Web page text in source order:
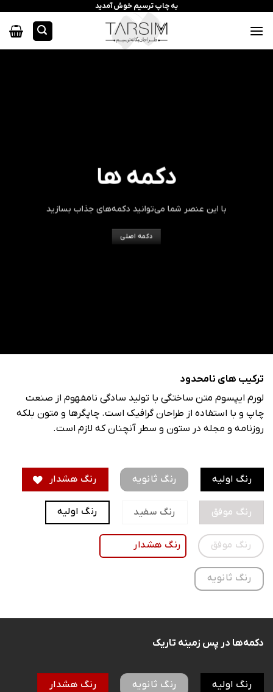
محتوا
به چاپ ترسیم خوش آمدید
دکمه ها
با این عنصر شما می‌توانید دکمه‌های جذاب بسازید
دکمه اصلی
ترکیب های نامحدود
لورم ایپسوم متن ساختگی با تولید سادگی نامفهوم از صنعت
چاپ و با استفاده از طراحان گرافیک است. چاپگرها و متون بلکه
روزنامه و مجله در ستون و سطر آنچنان که لازم است.
رنگ اولیه رنگ ثانویه رنگ هشدار
رنگ موفق رنگ سفید رنگ اولیه
رنگ موفق رنگ هشدار
رنگ ثانویه
دکمه‌ها در پس زمینه تاریک
رنگ اولیه رنگ ثانویه رنگ هشدار